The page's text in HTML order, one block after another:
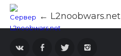
← L2noobwars.net